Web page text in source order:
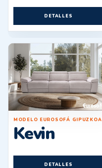
DETALLES
MODELO EUROSOFÁ GIPUZKOA
Kevin
DETALLES